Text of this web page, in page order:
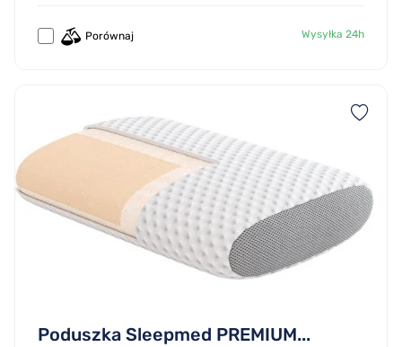
Porównaj Wysyłka 24h
Poduszka Sleepmed PREMIUM...